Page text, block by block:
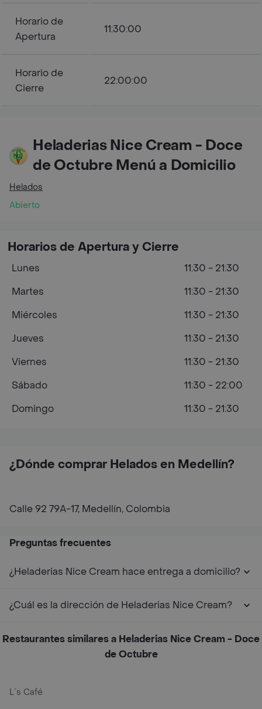
Horario de
Apertura
11:30:00
Horario de
Cierre
22:00:00
Heladerias Nice Cream - Doce
de Octubre Menú a Domicilio
Helados
Abierto
¿Dónde comprar Helados en Medellín?
Calle 92 79A-17, Medellín, Colombia
Horarios de Apertura y Cierre
Lunes
11:30 - 21:30
Martes
11:30 - 21:30
Miércoles
11:30 - 21:30
Jueves
11:30 - 21:30
Viernes
11:30 - 21:30
Sábado
11:30 - 22:00
Domingo
11:30 - 21:30
Preguntas frecuentes
¿Heladerias Nice Cream hace entrega a domicilio?
¿Cuál es la dirección de Heladerias Nice Cream?
Restaurantes similares a Heladerias Nice Cream - Doce
de Octubre
L´s Café